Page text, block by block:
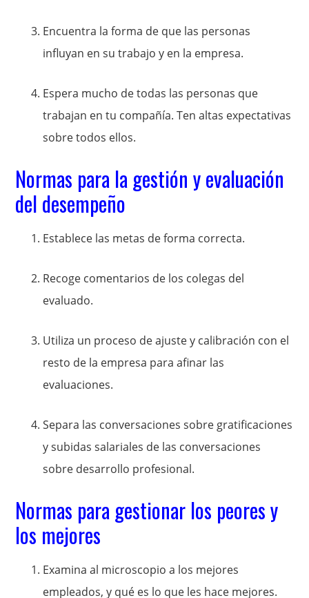
Encuentra la forma de que las personas
influyan en su trabajo y en la empresa.
Espera mucho de todas las personas que
trabajan en tu compañía. Ten altas expectativas
sobre todos ellos.
Normas para la gestión y evaluación
del desempeño
Establece las metas de forma correcta.
Recoge comentarios de los colegas del
evaluado.
Utiliza un proceso de ajuste y calibración con el
resto de la empresa para afinar las
evaluaciones.
Separa las conversaciones sobre gratificaciones
y subidas salariales de las conversaciones
sobre desarrollo profesional.
Normas para gestionar los peores y
los mejores
Examina al microscopio a los mejores
empleados, y qué es lo que les hace mejores.